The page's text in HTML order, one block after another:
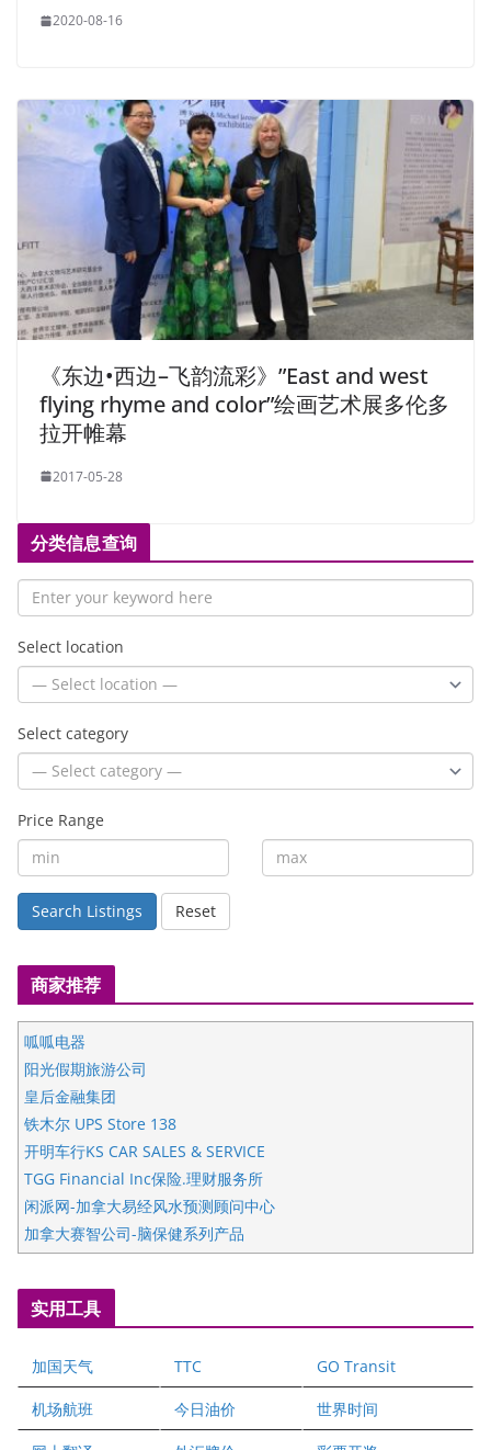
2020-08-16
《东边•西边–飞韵流彩》”East and west
flying rhyme and color”绘画艺术展多伦多
拉开帷幕
2017-05-28
分类信息查询
Select location
Select category
Price Range
Search Listings Reset
商家推荐
呱呱电器
阳光假期旅游公司
皇后金融集团
铁木尔 UPS Store 138
开明车行KS CAR SALES & SERVICE
TGG Financial Inc保险.理财服务所
闲派网-加拿大易经风水预测顾问中心
加拿大赛智公司-脑保健系列产品
五星国艺拍卖及评估公司
国际注册执业营养师公会
爱德华连锁酒店万锦分店
健健宝公司
二十一世纪美联地产公司
全球趋势移民留学
实用工具
加国天气 TTC GO Transit
机场航班 今日油价 世界时间